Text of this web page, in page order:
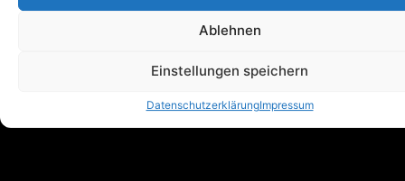
Ablehnen
Einstellungen speichern
DatenschutzerklärungImpressum
Verrückter geht es nicht mehr!